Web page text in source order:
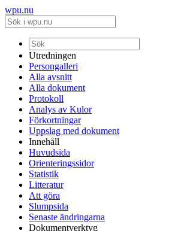
wpu.nu
Utredningen
Persongalleri
Alla avsnitt
Alla dokument
Protokoll
Analys av Kulor
Förkortningar
Uppslag med dokument
Innehåll
Huvudsida
Orienteringssidor
Statistik
Litteratur
Att göra
Slumpsida
Senaste ändringarna
Dokumentverktyg